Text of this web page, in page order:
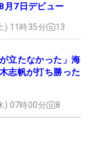
7日デビュー
) 11時35分 13
立たなかった」海
志帆が打ち勝った
) 07時00分 8